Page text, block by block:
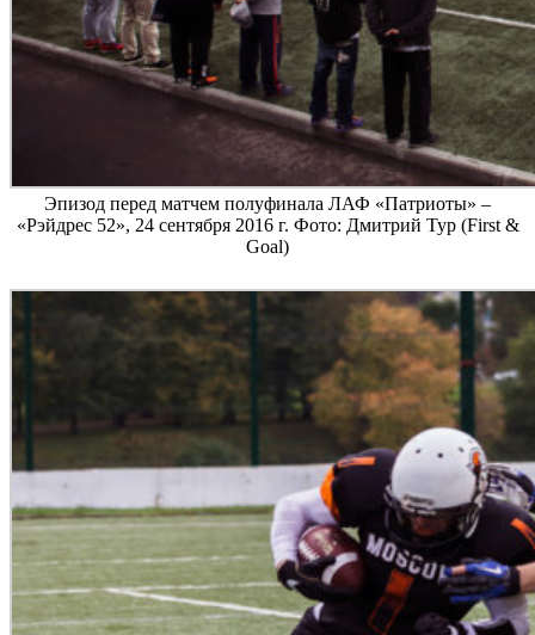
Эпизод перед матчем полуфинала ЛАФ «Патриоты» –
«Рэйдрес 52», 24 сентября 2016 г. Фото: Дмитрий Тур (First &
Goal)